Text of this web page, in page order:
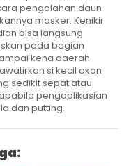
pengolahan daun
masker. Kenikir
bisa langsung
pada bagian
kena daerah
si kecil akan
sedikit sepat atau
pengaplikasian
dan putting.